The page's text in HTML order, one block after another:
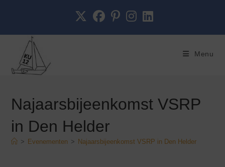
Menu
Najaarsbijeenkomst VSRP
in Den Helder
> Evenementen > Najaarsbijeenkomst VSRP in Den Helder